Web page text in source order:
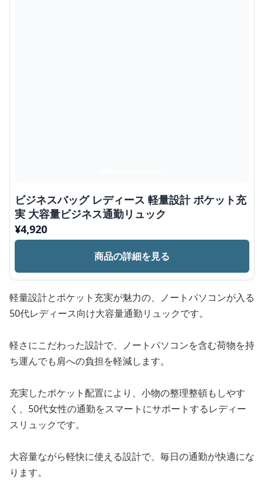
ビジネスバッグ レディース 軽量設計 ポケット充
実 大容量ビジネス通勤リュック
¥4,920
商品の詳細を見る
軽量設計とポケット充実が魅力の、ノートパソコンが入る
50代レディース向け大容量通勤リュックです。
軽さにこだわった設計で、ノートパソコンを含む荷物を持
ち運んでも肩への負担を軽減します。
充実したポケット配置により、小物の整理整頓もしやす
く、50代女性の通勤をスマートにサポートするレディー
スリュックです。
大容量ながら軽快に使える設計で、毎日の通勤が快適にな
ります。